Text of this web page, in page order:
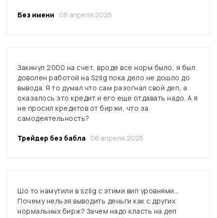
Без имени 06 апреля 2025
Закинул 2000 на счет, вроде все норм было, я был
доволен работой на Szllg пока дело не дошло до
вывода. Я то думал что сам разогнал свой деп, а
оказалось это кредит и его еще отдавать надо. А я
не просил кредитов от биржи, что за
самодеятельность?
Трейдер без бабла 06 апреля 2025
Шо то намутили в szllg с этими вип уровнями…
Почему нельзя выводить деньги как с других
нормальных бирж? Зачем надо класть на деп